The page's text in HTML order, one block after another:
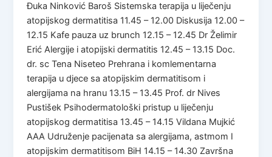
Đuka Ninković Baroš Sistemska terapija u liječenju
atopijskog dermatitisa 11.45 – 12.00 Diskusija 12.00 –
12.15 Kafe pauza uz brunch 12.15 – 12.45 Dr Želimir
Erić Alergije i atopijski dermatitis 12.45 – 13.15 Doc.
dr. sc Tena Niseteo Prehrana i komlementarna
terapija u djece sa atopijskim dermatitisom i
alergijama na hranu 13.15 – 13.45 Prof. dr Nives
Pustišek Psihodermatološki pristup u liječenju
atopijskog dermatitisa 13.45 – 14.15 Vildana Mujkić
AAA Udruženje pacijenata sa alergijama, astmom I
atopijskim dermatitisom BiH 14.15 – 14.30 Završna